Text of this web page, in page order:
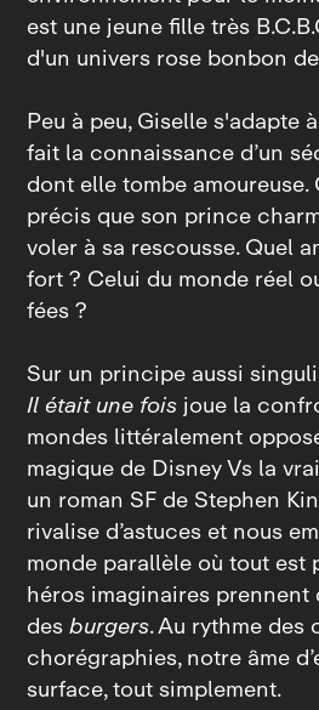
est une jeune fille très
d'un univers rose bonbon
Peu à peu, Giselle s'adapte
fait la connaissance d’un
dont elle tombe
précis que son prince
voler à sa rescousse. Quel
fort ? Celui du monde réel
fées ?
Sur un principe aussi
Il était une foisjoue la
mondes littéralement
magique de Disney Vs la
un roman SF de Stephen
rivalise d’astuces et nous
monde parallèle où tout est
héros imaginaires prennent
desburgers. Au rythme des
chorégraphies, notre âme
surface, tout simplement.